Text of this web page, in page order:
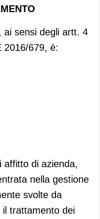
ai sensi degli artt. 4
2016/679, è:
affitto di azienda,
nella gestione
svolte da
il trattamento dei